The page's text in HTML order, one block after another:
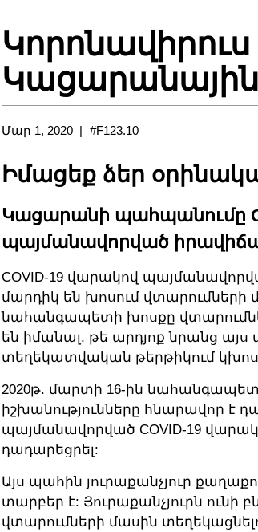
Կորոնավիրուս
Մար 1, 2020 #F123.10
Իմացեք ձեր
Կացարանի պահպանումը
պայմանավորված
COVID-19 վարակով
մարդիկ են խոսում վտարումների
նահանգապետի խոսքը
են իմանալ, թե արդյոք նրանց
տեղեկատվական թերթիկում
2020թ. մարտի 16-ին
իշխանությունները հնարավոր է
պայմանավորված COVID-19
դադարեցրել:
Այս պահին յուրաքանչյուր
տարբեր է: Յուրաքանչյուրն ունի
վտարումների մասին